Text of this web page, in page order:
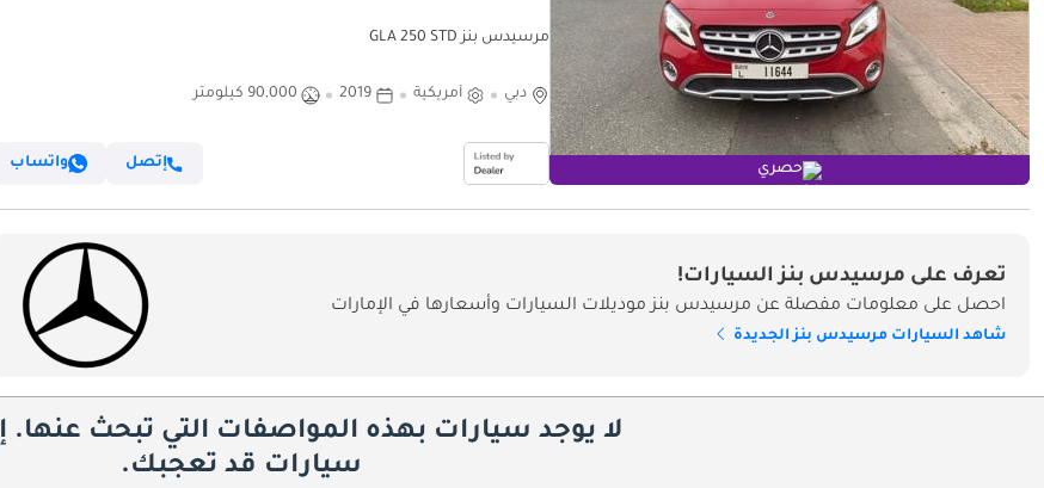
حصري
مرسيدس بنز GLA 250 STD
دبي أمريكية 2019 90,000 كيلومتر
إتصل واتساب
تعرف على مرسيدس بنز السيارات!
احصل على معلومات مفصلة عن مرسيدس بنز موديلات السيارات وأسعارها في الإمارات
شاهد السيارات مرسيدس بنز الجديدة
لا يوجد سيارات بهذه المواصفات التي تبحث عنها.
سيارات قد تعجبك.